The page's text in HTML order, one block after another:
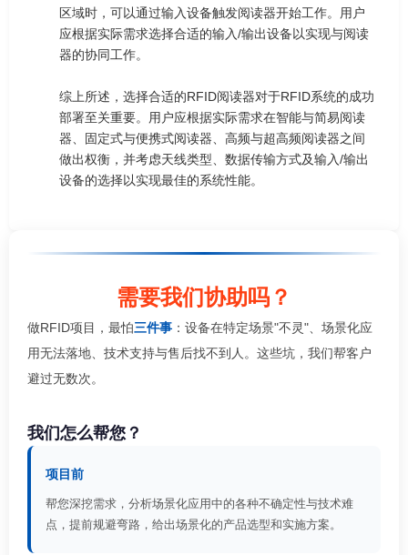
区域时，可以通过输入设备触发阅读器开始工作。用户
应根据实际需求选择合适的输入/输出设备以实现与阅读
器的协同工作。
综上所述，选择合适的RFID阅读器对于RFID系统的成功
部署至关重要。用户应根据实际需求在智能与简易阅读
器、固定式与便携式阅读器、高频与超高频阅读器之间
做出权衡，并考虑天线类型、数据传输方式及输入/输出
设备的选择以实现最佳的系统性能。
需要我们协助吗？
做RFID项目，最怕三件事 ：设备在特定场景"不灵"、场景化应
用无法落地、技术支持与售后找不到人。这些坑，我们帮客户
避过无数次。
我们怎么帮您？
项目前
帮您深挖需求，分析场景化应用中的各种不确定性与技术难
点，提前规避弯路，给出场景化的产品选型和实施方案。